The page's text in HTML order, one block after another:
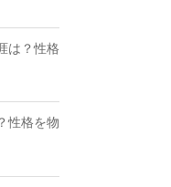
は？性格
性格を物